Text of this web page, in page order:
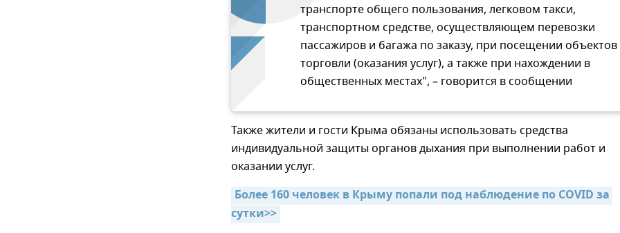
транспорте общего пользования, легковом такси,
транспортном средстве, осуществляющем перевозки
пассажиров и багажа по заказу, при посещении объектов
торговли (оказания услуг), а также при нахождении в
общественных местах", – говорится в сообщении
Также жители и гости Крыма обязаны использовать средства
индивидуальной защиты органов дыхания при выполнении работ и
оказании услуг.
Более 160 человек в Крыму попали под наблюдение по COVID за
сутки>>